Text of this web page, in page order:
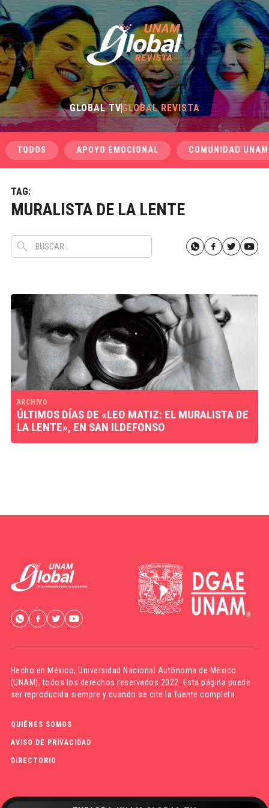
GLOBAL TVGLOBAL REVISTA
TODOS APOYO EMOCIONAL COMUNIDAD UNAM
TAG:
MURALISTA DE LA LENTE
ARCHIVO
ÚLTIMOS DÍAS DE «LEO MATIZ: EL MURALISTA DE
LA LENTE», EN SAN ILDEFONSO
Hecho en México,Universidad Nacional Autónoma de México
(UNAM), todos los derechos reservados 2022. Esta página puede
ser reproducida siempre y cuando se cite la fuente completa.
QUIÉNES SOMOS
AVISO DE PRIVACIDAD
DIRECTORIO